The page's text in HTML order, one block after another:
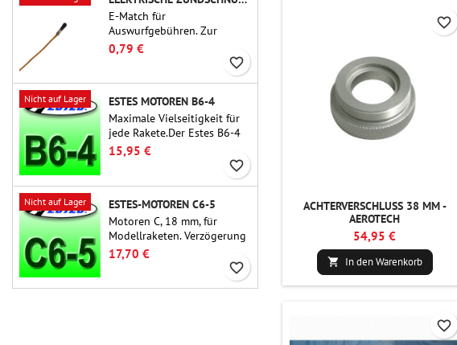
E-Match für
Auswurfgebühren. Zur
Verwendung mit
Höhenmessern oder anderen
0,79 €
favorite_border
Nicht auf Lager
ESTES MOTOREN B6-4
Maximale Vielseitigkeit für
jede Rakete.Der Estes B6-4
ist einer der am häufigsten
Raketenmotoren überhaupt
und für die große Mehrheit
der Estes- und ähnlichen
Raketen geeignet.
15,95 €
favorite_border
Nicht auf Lager
ESTES-MOTOREN C6-5
Motoren C, 18 mm, für
Modellraketen. Verzögerung
5 Sekunden, für einstufige
Raketen.
17,70 €
favorite_border
ACHTERVERSCHLUSS 38 MM -
AEROTECH
54,95 €
 In den Warenkorb
favorite_border
favorite_border